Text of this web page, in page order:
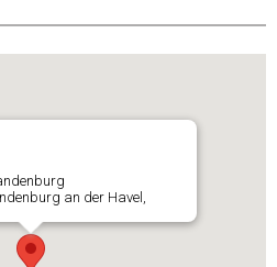
an der Havel,